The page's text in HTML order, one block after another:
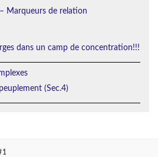
Marqueurs de relation
dans un camp de concentration!!!
(Sec.4)